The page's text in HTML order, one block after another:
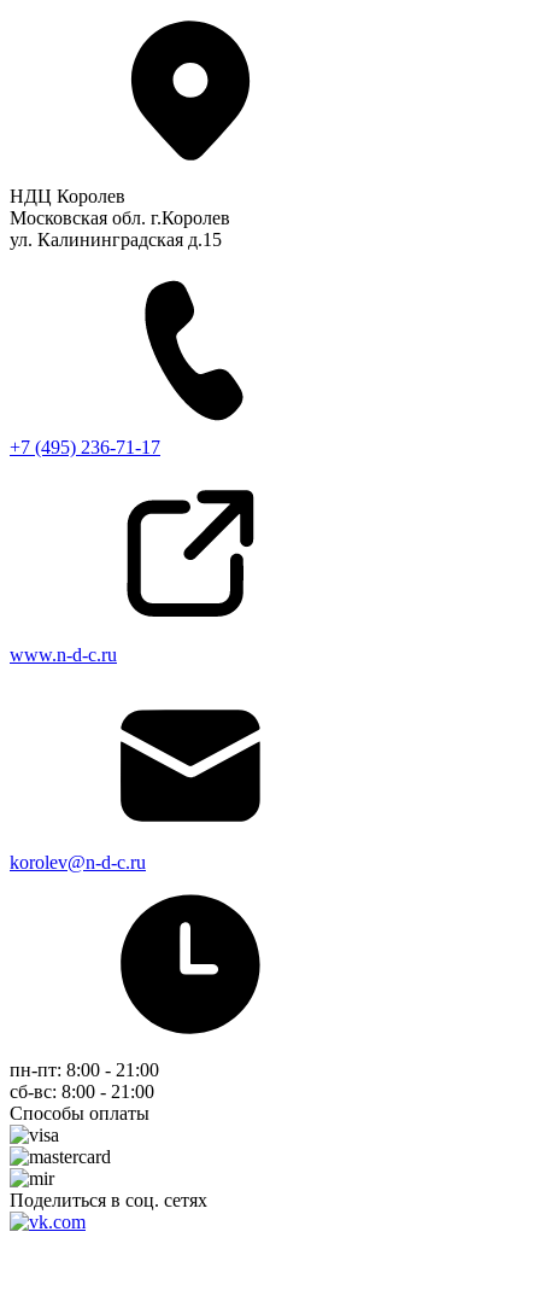
НДЦ Королев
Московская обл. г.Королев
ул. Калининградская д.15
+7 (495) 236-71-17
www.n-d-c.ru
korolev@n-d-c.ru
пн-пт: 8:00 - 21:00
сб-вс: 8:00 - 21:00
Способы оплаты
Поделиться в соц. сетях